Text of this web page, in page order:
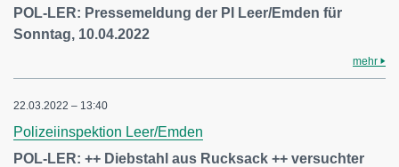
POL-LER: Pressemeldung der PI Leer/Emden für
Sonntag, 10.04.2022
mehr
22.03.2022 – 13:40
Polizeiinspektion Leer/Emden
POL-LER: ++ Diebstahl aus Rucksack ++ versuchter